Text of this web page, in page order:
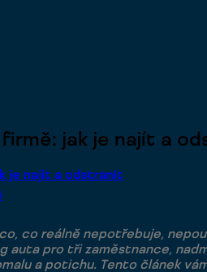
jak je najít a
co reálně nepotřebuje,
auta pro tři zaměstnance,
a potichu. Tento článek